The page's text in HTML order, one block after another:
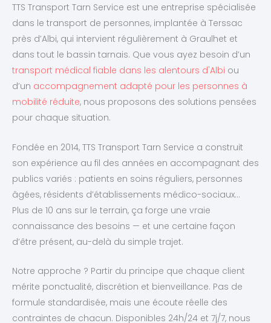
TTS Transport Tarn Service est une entreprise spécialisée
dans le transport de personnes, implantée à Terssac
près d’Albi, qui intervient régulièrement à Graulhet et
dans tout le bassin tarnais. Que vous ayez besoin d’un
transport médical fiable dans les alentours d'Albi ou
d’un accompagnement adapté pour les personnes à
mobilité réduite, nous proposons des solutions pensées
pour chaque situation.
Fondée en 2014, TTS Transport Tarn Service a construit
son expérience au fil des années en accompagnant des
publics variés : patients en soins réguliers, personnes
âgées, résidents d’établissements médico-sociaux…
Plus de 10 ans sur le terrain, ça forge une vraie
connaissance des besoins — et une certaine façon
d’être présent, au-delà du simple trajet.
Notre approche ? Partir du principe que chaque client
mérite ponctualité, discrétion et bienveillance. Pas de
formule standardisée, mais une écoute réelle des
contraintes de chacun. Disponibles 24h/24 et 7j/7, nous